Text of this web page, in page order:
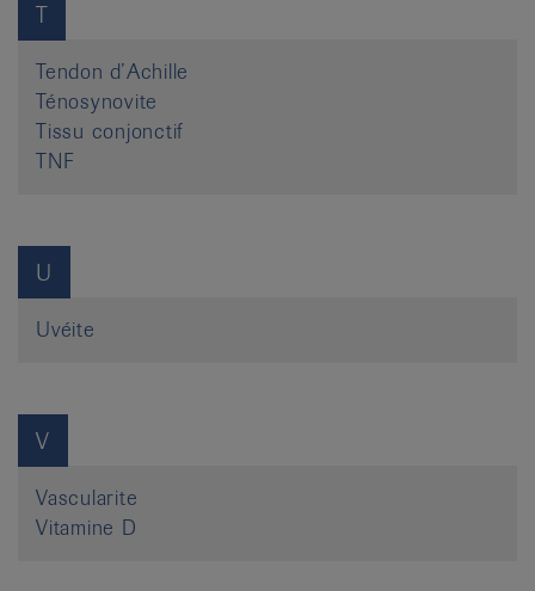
T
Tendon d’Achille
Ténosynovite
Tissu conjonctif
TNF
U
Uvéite
V
Vascularite
Vitamine D